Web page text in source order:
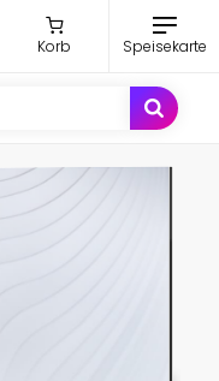
Korb Speisekarte